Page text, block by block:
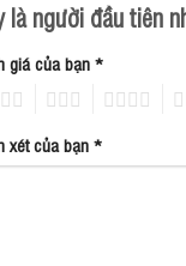
là người đầu tiên
giá của bạn *
xét của bạn *